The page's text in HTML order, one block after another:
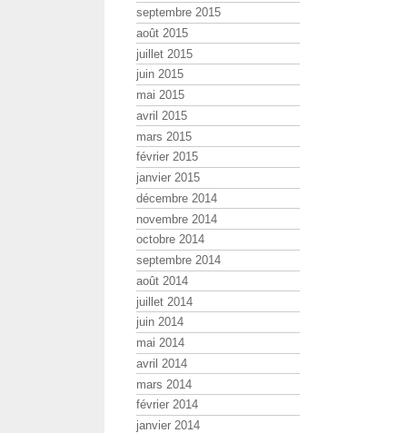
septembre 2015
août 2015
juillet 2015
juin 2015
mai 2015
avril 2015
mars 2015
février 2015
janvier 2015
décembre 2014
novembre 2014
octobre 2014
septembre 2014
août 2014
juillet 2014
juin 2014
mai 2014
avril 2014
mars 2014
février 2014
janvier 2014